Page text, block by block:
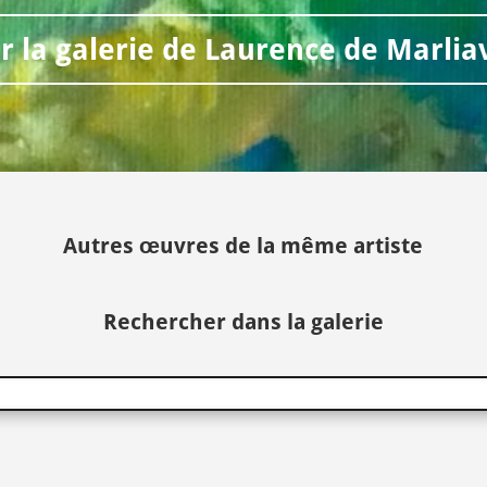
la galerie de Laurence de
Autres œuvres de la même artiste
Rechercher dans la galerie